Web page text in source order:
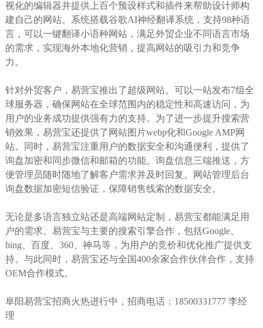
视化的编辑器并提供上百个预设样式和插件来帮助设计师构
建自己的网站。系统搭载谷歌AI神经翻译系统，支持98种语
言，可以一键翻译小语种网站，满足外贸企业不同语言市场
的需求，实现海外本地化营销，提高网站的吸引力和竞争
力。
针对外贸客户，易营宝推出了超级网站。可以一站发布7组全
球服务器，确保网站在全球范围内的稳定性和高速访问，为
用户的业务成功提供强有力的支持。为了进一步提升搜索营
销效果，易营宝还提供了网站图片webp化和Google AMP网
站。同时，易营宝注重用户的数据安全和沟通便利，提供了
询盘加密和同步微信和邮箱的功能。询盘信息三端推送，方
便管理员随时随地了解客户需求并及时回复。网站管理后台
询盘数据加密短信验证，保障销售线索的数据安全。
无论是多语言独立站还是高端网站定制，易营宝都能满足用
户的需求。易营宝与主要的搜索引擎合作，包括Google、
bing、百度、360、神马等，为用户的竞价和优化推广提供支
持。与此同时，易营宝还与全国400余家合作伙伴合作，支持
OEM合作模式。
阜阳易营宝招商火热进行中，招商电话：18500331777 李经
理